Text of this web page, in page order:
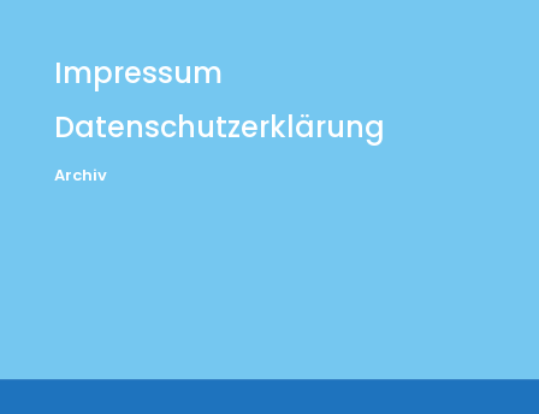
Impressum
Datenschutzerklärung
Archiv